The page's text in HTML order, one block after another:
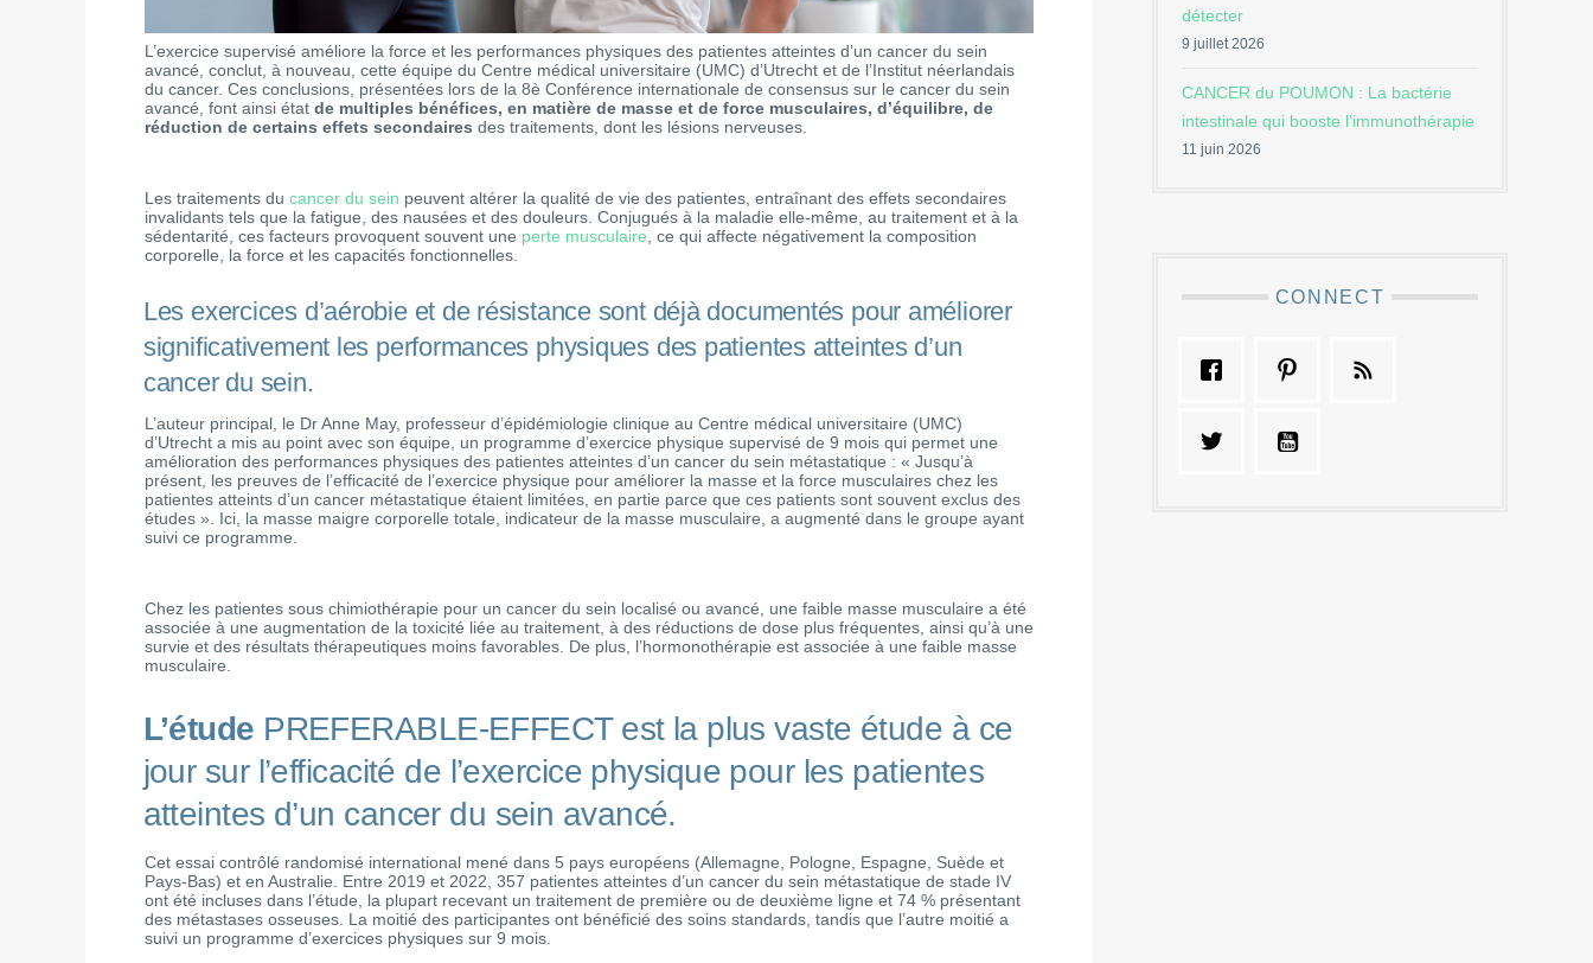
L’exercice supervisé améliore la force et les performances physiques des patientes atteintes d’un cancer du sein
avancé, conclut, à nouveau, cette équipe du Centre médical universitaire (UMC) d’Utrecht et de l’Institut néerlandais
du cancer. Ces conclusions, présentées lors de la 8è Conférence internationale de consensus sur le cancer du sein
avancé, font ainsi état de multiples bénéfices, en matière de masse et de force musculaires, d’équilibre, de
réduction de certains effets secondaires des traitements, dont les lésions nerveuses.
Les traitements du cancer du sein peuvent altérer la qualité de vie des patientes, entraînant des effets secondaires
invalidants tels que la fatigue, des nausées et des douleurs. Conjugués à la maladie elle-même, au traitement et à la
sédentarité, ces facteurs provoquent souvent une perte musculaire , ce qui affecte négativement la composition
corporelle, la force et les capacités fonctionnelles.
Les exercices d’aérobie et de résistance sont déjà documentés pour améliorer
significativement les performances physiques des patientes atteintes d’un
cancer du sein.
L’auteur principal, le Dr Anne May, professeur d’épidémiologie clinique au Centre médical universitaire (UMC)
d’Utrecht a mis au point avec son équipe, un programme d’exercice physique supervisé de 9 mois qui permet une
amélioration des performances physiques des patientes atteintes d’un cancer du sein métastatique : « Jusqu’à
présent, les preuves de l’efficacité de l’exercice physique pour améliorer la masse et la force musculaires chez les
patientes atteints d’un cancer métastatique étaient limitées, en partie parce que ces patients sont souvent exclus des
études ». Ici, la masse maigre corporelle totale, indicateur de la masse musculaire, a augmenté dans le groupe ayant
suivi ce programme.
Chez les patientes sous chimiothérapie pour un cancer du sein localisé ou avancé, une faible masse musculaire a été
associée à une augmentation de la toxicité liée au traitement, à des réductions de dose plus fréquentes, ainsi qu’à une
survie et des résultats thérapeutiques moins favorables. De plus, l’hormonothérapie est associée à une faible masse
musculaire.
L’étude PREFERABLE-EFFECT est la plus vaste étude à ce
jour sur l’efficacité de l’exercice physique pour les patientes
atteintes d’un cancer du sein avancé.
Cet essai contrôlé randomisé international mené dans 5 pays européens (Allemagne, Pologne, Espagne, Suède et
Pays-Bas) et en Australie. Entre 2019 et 2022, 357 patientes atteintes d’un cancer du sein métastatique de stade IV
ont été incluses dans l’étude, la plupart recevant un traitement de première ou de deuxième ligne et 74 % présentant
des métastases osseuses. La moitié des participantes ont bénéficié des soins standards, tandis que l’autre moitié a
suivi un programme d’exercices physiques sur 9 mois.
détecter
9 juillet 2026
CANCER du POUMON : La bactérie
intestinale qui booste l’immunothérapie
11 juin 2026
CONNECT